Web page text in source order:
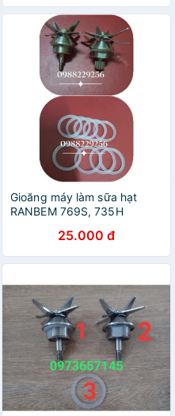
Gioăng máy làm sữa hạt
RANBEM 769S, 735H
25.000 đ